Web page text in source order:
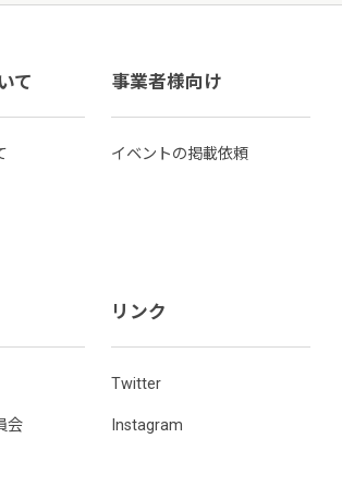
て 事業者様向け
イベントの掲載依頼
会
リンク
Twitter
Instagram